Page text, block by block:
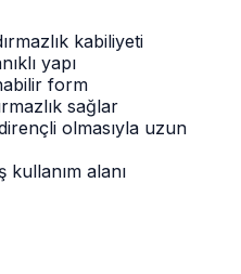
kabiliyeti
yapı
form
sağlar
olmasıyla uzun
alanı